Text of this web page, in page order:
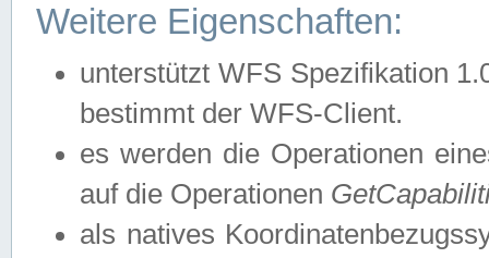
Weitere Eigenschaften:
unterstützt WFS Spezifikation
bestimmt der WFS-Client.
es werden die Operationen
auf die Operationen
als natives